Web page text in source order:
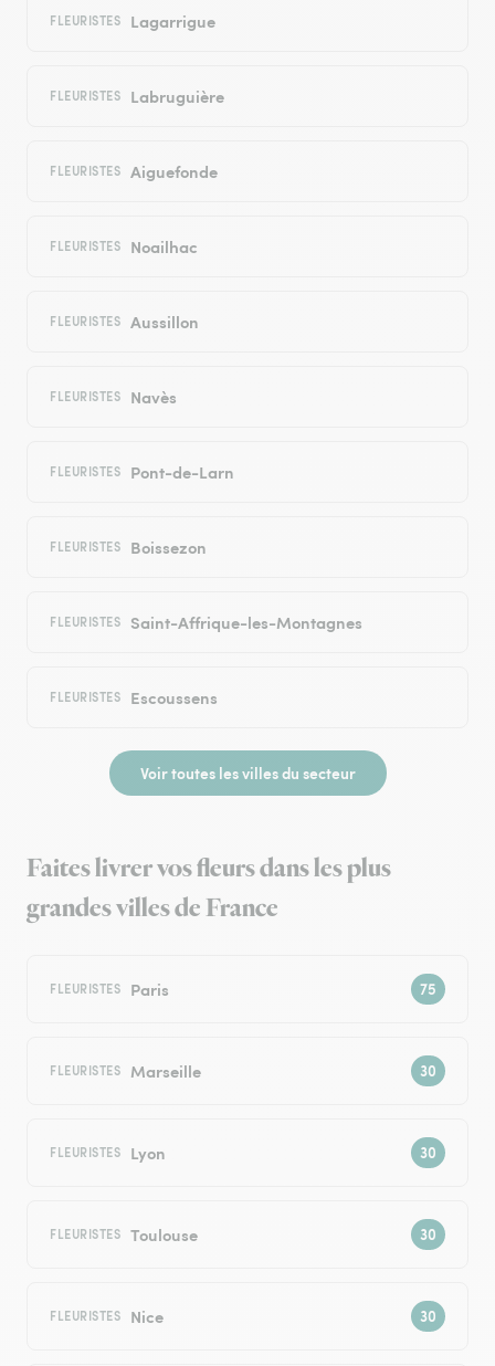
FLEURISTES Lagarrigue
FLEURISTES Labruguière
FLEURISTES Aiguefonde
FLEURISTES Noailhac
FLEURISTES Aussillon
FLEURISTES Navès
FLEURISTES Pont-de-Larn
FLEURISTES Boissezon
FLEURISTES Saint-Affrique-les-Montagnes
FLEURISTES Escoussens
Voir toutes les villes du secteur
Faites livrer vos fleurs dans les plus
grandes villes de France
FLEURISTES Paris
FLEURISTES Marseille
FLEURISTES Lyon
FLEURISTES Toulouse
FLEURISTES Nice